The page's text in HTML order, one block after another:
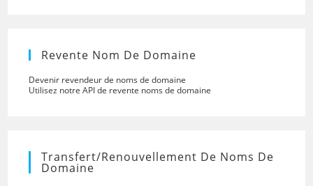
Revente Nom De Domaine
Devenir revendeur de noms de domaine
Utilisez notre API de revente noms de domaine
Transfert/renouvellement De Noms De
Domaine